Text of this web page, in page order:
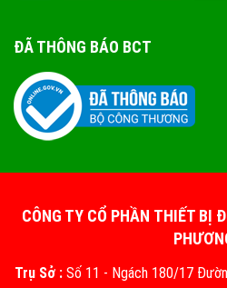
ĐÃ THÔNG BÁO BCT
CÔNG TY CỔ PHẦN THIẾT BỊ
Trụ Sở : Số 11 - Ngách 180/17